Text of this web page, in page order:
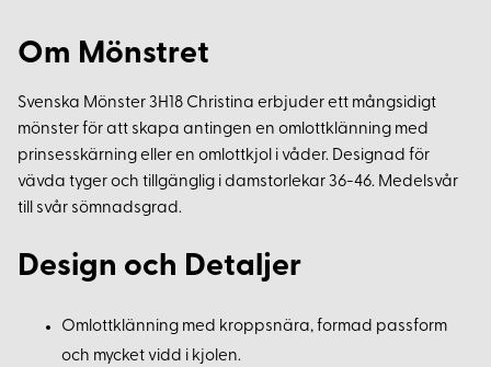
Om Mönstret
Svenska Mönster 3H18 Christina erbjuder ett mångsidigt
mönster för att skapa antingen en omlottklänning med
prinsesskärning eller en omlottkjol i våder. Designad för
vävda tyger och tillgänglig i damstorlekar 36-46. Medelsvår
till svår sömnadsgrad.
Design och Detaljer
Omlottklänning med kroppsnära, formad passform
och mycket vidd i kjolen.